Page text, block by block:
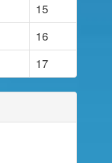
15
16
17